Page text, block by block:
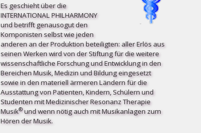
Es geschieht über die
INTERNATIONAL PHILHARMONY
und betrifft ge­nau­so­gut den
Komponisten selbst wie jeden
anderen an der Produktion beteiligten: aller Erlös aus
seinen Werken wird von der Stiftung für die weitere
wissenschaftliche Forschung und Entwicklung in den
Bereichen Musik, Medizin und Bildung eingesetzt
sowie in den materiell ärmeren Ländern für die
Ausstattung von Patienten, Kindern, Schülern und
Studenten mit Medizinischer Resonanz Therapie
Musik®und wenn nötig auch mit Musikanlagen zum
Hören der Musik.